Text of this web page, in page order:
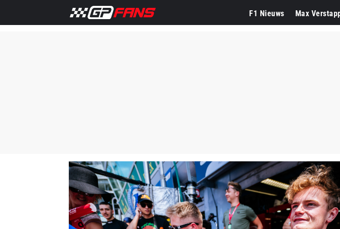
F1 Nieuws Max